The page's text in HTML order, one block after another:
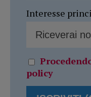
Interesse
policy